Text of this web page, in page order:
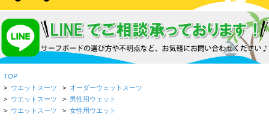
TOP
> ウエットスーツ > オーダーウェットスーツ
> ウエットスーツ > 男性用ウェット
> ウエットスーツ > 女性用ウエット